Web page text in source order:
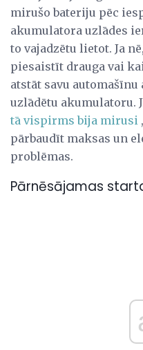
mirušo bateriju pēc
akumulatora uzlādes
to vajadzētu lietot. Ja
piesaistīt drauga vai
atstāt savu
uzlādētu akumulatoru.
tā vispirms bija mirusi
pārbaudīt maksas un
problēmas.
Pārnēsājamas